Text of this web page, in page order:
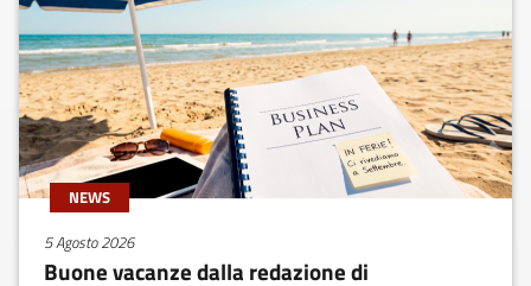
NEWS
5 Agosto 2026
Buone vacanze dalla redazione di